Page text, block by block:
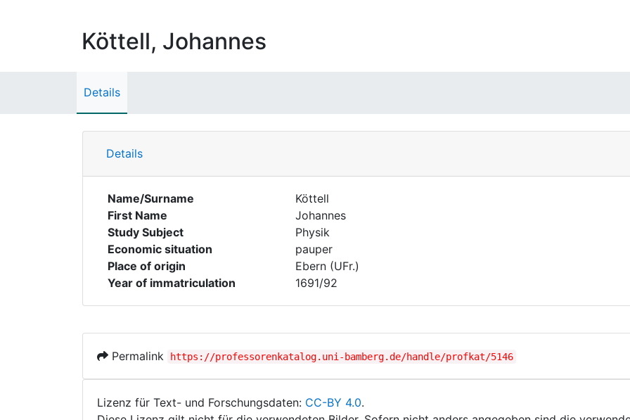
Köttell, Johannes
Details
Details
Name/Surname
Köttell
First Name
Johannes
Study Subject
Physik
Economic situation
pauper
Place of origin
Ebern (UFr.)
Year of immatriculation
1691/92
Permalink https://professorenkatalog.uni-bamberg.de/handle/profkat/5146
Lizenz für Text- und Forschungsdaten: CC-BY 4.0.